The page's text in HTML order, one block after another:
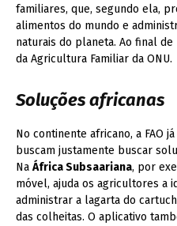
familiares, que, segundo ela,
alimentos do mundo e
naturais do planeta. Ao final de
da Agricultura Familiar da ONU.
Soluções africanas
No continente africano, a FAO
buscam justamente buscar
Na África Subsaariana, por
móvel, ajuda os agricultores a
administrar a lagarta do
das colheitas. O aplicativo